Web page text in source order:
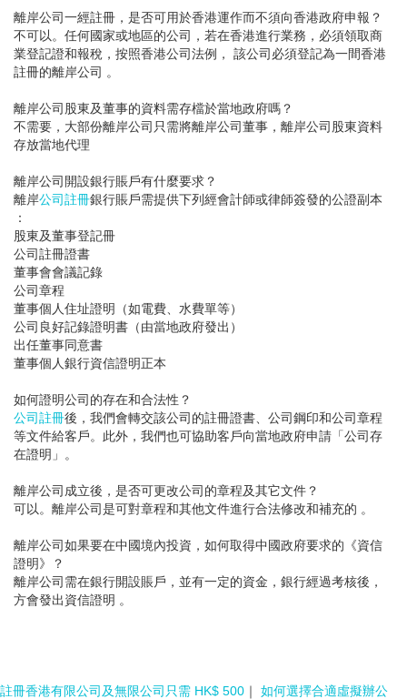
離岸公司一經註冊，是否可用於香港運作而不須向香港政府申報？
不可以。任何國家或地區的公司，若在香港進行業務，必須領取商
業登記證和報稅，按照香港公司法例， 該公司必須登記為一間香港
註冊的離岸公司 。
離岸公司股東及董事的資料需存檔於當地政府嗎？
不需要，大部份離岸公司只需將離岸公司董事，離岸公司股東資料
存放當地代理
離岸公司開設銀行賬戶有什麼要求？
離岸公司註冊銀行賬戶需提供下列經會計師或律師簽發的公證副本
：
股東及董事登記冊
公司註冊證書
董事會會議記錄
公司章程
董事個人住址證明（如電費、水費單等）
公司良好記錄證明書（由當地政府發出）
出任董事同意書
董事個人銀行資信證明正本
如何證明公司的存在和合法性？
公司註冊後，我們會轉交該公司的註冊證書、公司鋼印和公司章程
等文件給客戶。此外，我們也可協助客戶向當地政府申請「公司存
在證明」。
離岸公司成立後，是否可更改公司的章程及其它文件？
可以。離岸公司是可對章程和其他文件進行合法修改和補充的 。
離岸公司如果要在中國境內投資，如何取得中國政府要求的《資信
證明》？
離岸公司需在銀行開設賬戶，並有一定的資金，銀行經過考核後，
方會發出資信證明 。
註冊香港有限公司及無限公司只需 HK$ 500 ｜ 如何選擇合適虛擬辦公